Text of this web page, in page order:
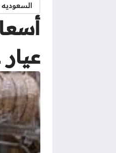
السعوديه
عيار 21 عند 5820 جنيها مع بداية التعاملات